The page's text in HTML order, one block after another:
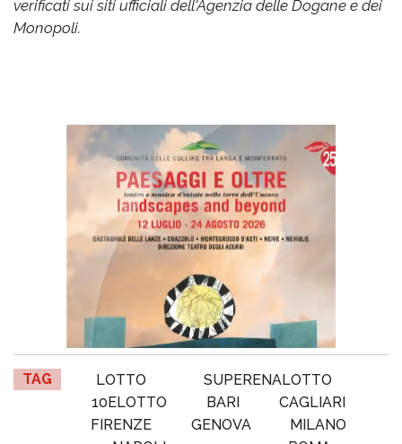
verificati sui siti ufficiali dell'Agenzia delle Dogane e dei
Monopoli.
TAG LOTTO
SUPERENALOTTO
10ELOTTO
BARI
CAGLIARI
FIRENZE
GENOVA
MILANO